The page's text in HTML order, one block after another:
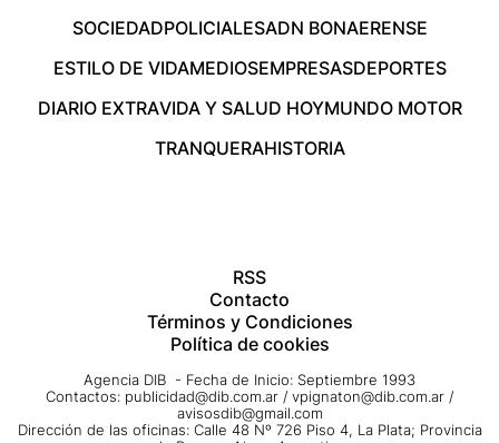
SOCIEDADPOLICIALESADN BONAERENSE
ESTILO DE VIDAMEDIOSEMPRESASDEPORTES
DIARIO EXTRAVIDA Y SALUD HOYMUNDO MOTOR
TRANQUERAHISTORIA
RSS
Contacto
Términos y Condiciones
Política de cookies
Agencia DIB - Fecha de Inicio: Septiembre 1993
Contactos: publicidad@dib.com.ar / vpignaton@dib.com.ar /
avisosdib@gmail.com
Dirección de las oficinas: Calle 48 Nº 726 Piso 4, La Plata; Provincia